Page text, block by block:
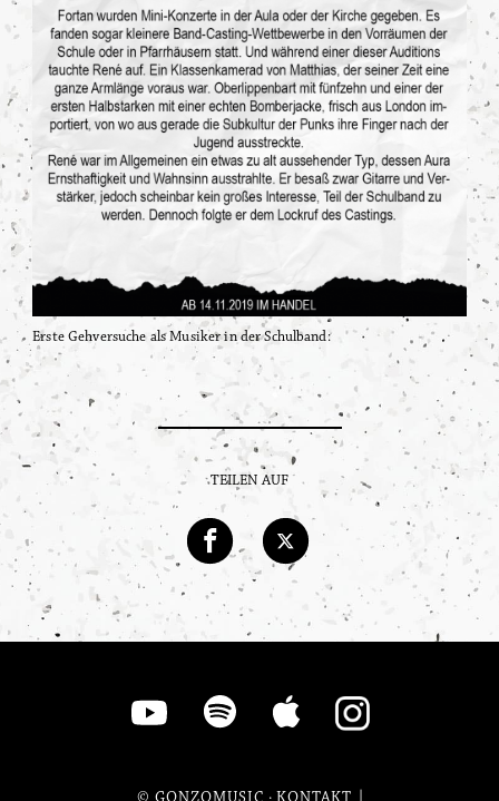
Erste Gehversuche als Musiker in der Schulband:
TEILEN AUF